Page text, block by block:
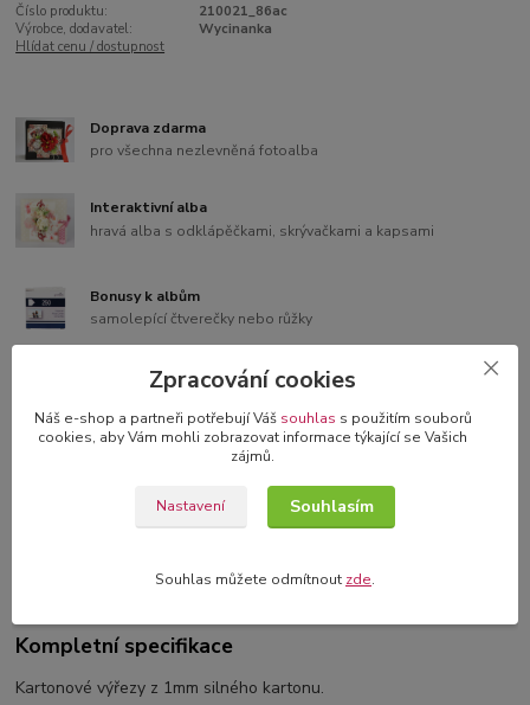
Číslo produktu:
210021_86ac
Výrobce, dodavatel:
Wycinanka
Hlídat cenu / dostupnost
Doprava zdarma
pro všechna nezlevněná fotoalba
Interaktivní alba
hravá alba s odklápěčkami, skrývačkami a kapsami
Bonusy k albům
samolepící čtverečky nebo růžky
3D blahopřání v dárkové krabičce
Kompletní specifikace
Kompletní specifikace
Kartonové výřezy z 1mm silného kartonu.
Zpracování cookies
Náš e-shop a partneři potřebují Váš souhlas s použitím souborů
cookies, aby Vám mohli zobrazovat informace týkající se Vašich
zájmů.
Nastavení Souhlasím
Souhlas můžete odmítnout zde.